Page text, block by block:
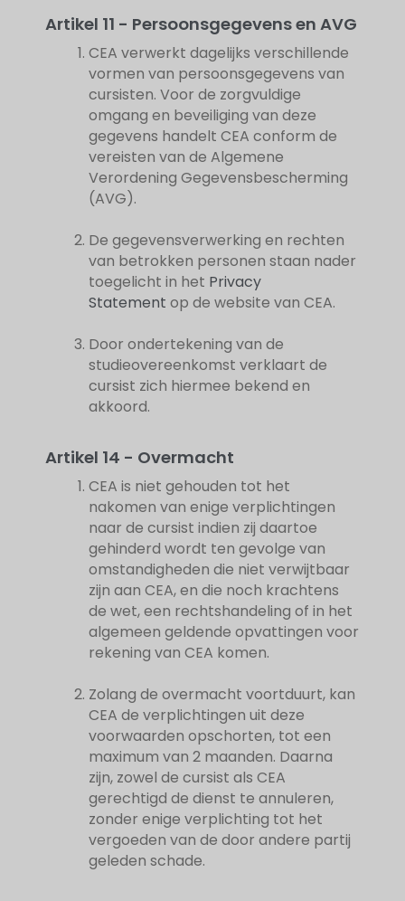
Artikel 11 - Persoonsgegevens en AVG
CEA verwerkt dagelijks verschillende
vormen van persoonsgegevens van
cursisten. Voor de zorgvuldige
omgang en beveiliging van deze
gegevens handelt CEA conform de
vereisten van de Algemene
Verordening Gegevensbescherming
(AVG).
De gegevensverwerking en rechten
van betrokken personen staan nader
toegelicht in het Privacy
Statement op de website van CEA.
Door ondertekening van de
studieovereenkomst verklaart de
cursist zich hiermee bekend en
akkoord.
Artikel 14 - Overmacht
CEA is niet gehouden tot het
nakomen van enige verplichtingen
naar de cursist indien zij daartoe
gehinderd wordt ten gevolge van
omstandigheden die niet verwijtbaar
zijn aan CEA, en die noch krachtens
de wet, een rechtshandeling of in het
algemeen geldende opvattingen voor
rekening van CEA komen.
Zolang de overmacht voortduurt, kan
CEA de verplichtingen uit deze
voorwaarden opschorten, tot een
maximum van 2 maanden. Daarna
zijn, zowel de cursist als CEA
gerechtigd de dienst te annuleren,
zonder enige verplichting tot het
vergoeden van de door andere partij
geleden schade.